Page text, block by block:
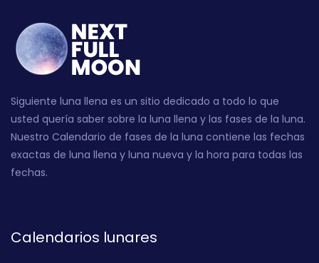
Siguiente luna llena es un sitio dedicado a todo lo que
usted quería saber sobre la luna llena y las fases de la luna.
Nuestro Calendario de fases de la luna contiene las fechas
exactas de luna llena y luna nueva y la hora para todas las
fechas.
Calendarios lunares